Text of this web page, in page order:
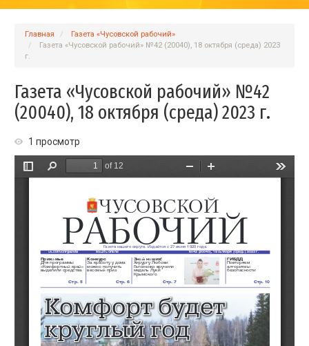
Главная
Газета «Чусовской рабочий»
Газета «Чусовской рабочий» №42 (20040), 18 октября (среда) 2023
г.
Газета «Чусовской рабочий» №42
(20040), 18 октября (среда) 2023 г.
1 просмотр